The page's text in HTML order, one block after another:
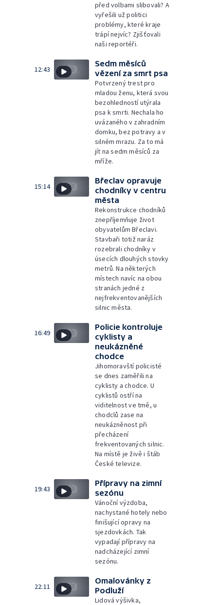
před volbami slibovali? A
vyřešili už politici
problémy, které kraje
trápí nejvíc? Zjišťovali
naši reportéři.
12:43
Sedm měsíců
vězení za smrt psa
Potvrzený trest pro
mladou ženu, která svou
bezohledností utýrala
psa k smrti. Nechala ho
uvázaného v zahradním
domku, bez potravy a v
silném mrazu. Za to má
jít na sedm měsíců za
mříže.
15:14
Břeclav opravuje
chodníky v centru
města
Rekonstrukce chodníků
znepříjemňuje život
obyvatelům Břeclavi.
Stavbaři totiž naráz
rozebrali chodníky v
úsecích dlouhých stovky
metrů. Na některých
místech navíc na obou
stranách jedné z
nejfrekventovanějších
silnic města.
16:49
Policie kontroluje
cyklisty a
neukázněné
chodce
Jihomoravští policisté
se dnes zaměřili na
cyklisty a chodce. U
cyklistů ostří na
viditelnost ve tmě, u
chodclů zase na
neukázněnost při
přecházení
frekventovaných silnic.
Na místě je živě i štáb
České televize.
19:43
Přípravy na zimní
sezónu
Vánoční výzdoba,
nachystané hotely nebo
finišující opravy na
sjezdovkách. Tak
vypadají přípravy na
nadcházející zimní
sezónu.
22:11
Omalovánky z
Podluží
Lidová výšivka,